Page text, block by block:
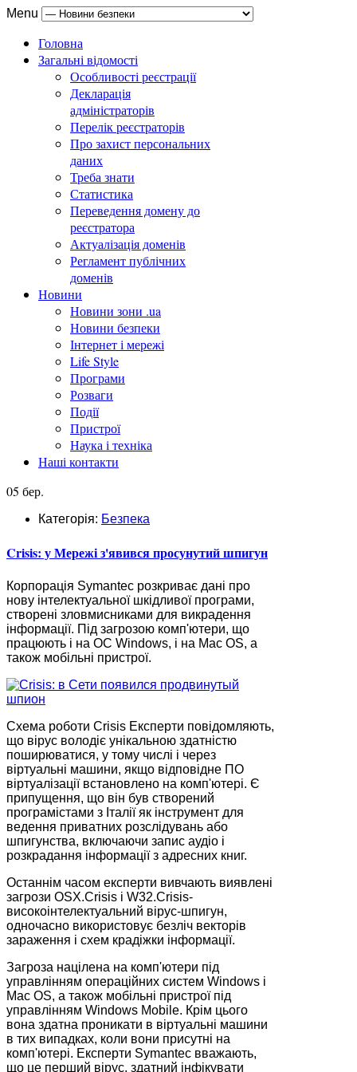
Menu
Головна
Загальні відомості
Особливості реєстрації
Декларація
адміністраторів
Перелік реєстраторів
Про захист персональних
даних
Треба знати
Статистика
Переведення домену до
реєстратора
Актуалізація доменів
Регламент публічних
доменів
Новини
Новини зони .ua
Новини безпеки
Інтернет і мережі
Life Style
Програми
Розваги
Події
Пристрої
Наука і техніка
Наші контакти
05 бер.
Категорія: Безпека
Crisis: у Мережі з'явився просунутий шпигун
Корпорація Symantec розкриває дані про
нову інтелектуальної шкідливої програми,
створені зловмисниками для викрадення
інформації. Під загрозою комп'ютери, що
працюють і на ОС Windows, і на Mac OS, а
також мобільні пристрої.
Схема роботи Crisis Експерти повідомляють,
що вірус володіє унікальною здатністю
поширюватися, у тому числі і через
віртуальні машини, якщо відповідне ПО
віртуалізації встановлено на комп'ютері. Є
припущення, що він був створений
програмістами з Італії як інструмент для
ведення приватних розслідувань або
шпигунства, включаючи запис аудіо і
розкрадання інформації з адресних книг.
Останнім часом експерти вивчають виявлені
загрози OSX.Crisis і W32.Crisis-
високоінтелектуальний вірус-шпигун,
одночасно використовує безліч векторів
зараження і схем крадіжки інформації.
Загроза націлена на комп'ютери під
управлінням операційних систем Windows і
Mac OS, а також мобільні пристрої під
управлінням Windows Mobile. Крім цього
вона здатна проникати в віртуальні машини
в тих випадках, коли вони присутні на
комп'ютері. Експерти Symantec вважають,
що це перший вірус, здатний інфікувати